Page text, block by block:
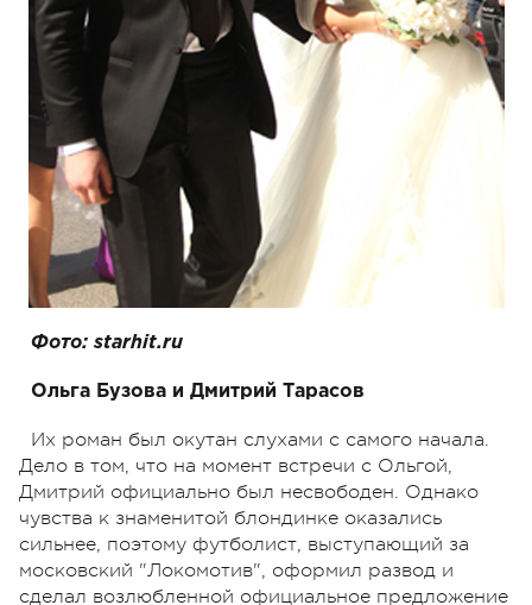
Фото: starhit.ru
Ольга Бузова и Дмитрий Тарасов
Их роман был окутан слухами с самого начала.
Дело в том, что на момент встречи с Ольгой,
Дмитрий официально был несвободен. Однако
чувства к знаменитой блондинке оказались
сильнее, поэтому футболист, выступающий за
московский "Локомотив", оформил развод и
сделал возлюбленной официальное предложение